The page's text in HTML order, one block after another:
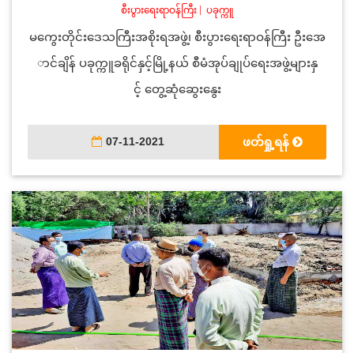
စီးပွားရေးရာဝန်ကြီး| ပခုက္ကူ
မကွေးတိုင်းဒေသကြီးအစိုးရအဖွဲ့၊ စီးပွားရေးရာဝန်ကြီး ဦးအေ
ာင်ချိန် ပခုက္ကူခရိုင်နှင့်မြို့နယ် စီမံအုပ်ချုပ်ရေးအဖွဲ့များနှ
င့် တွေ့ဆုံဆွေးနွေး
07-11-2021 ဖတ်ရှု့ရန်